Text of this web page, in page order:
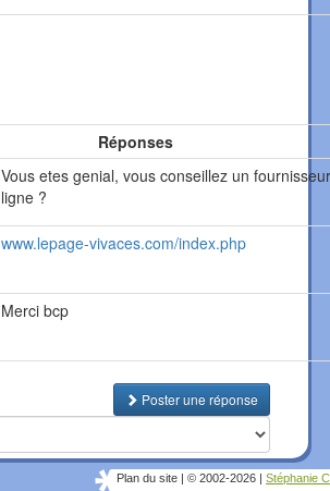
Réponses
Vous etes genial, vous conseillez un
ligne ?
www.lepage-vivaces.com/index.php
Merci bcp
Poster une réponse
Plan du site © 2002-2026 Stéphanie C